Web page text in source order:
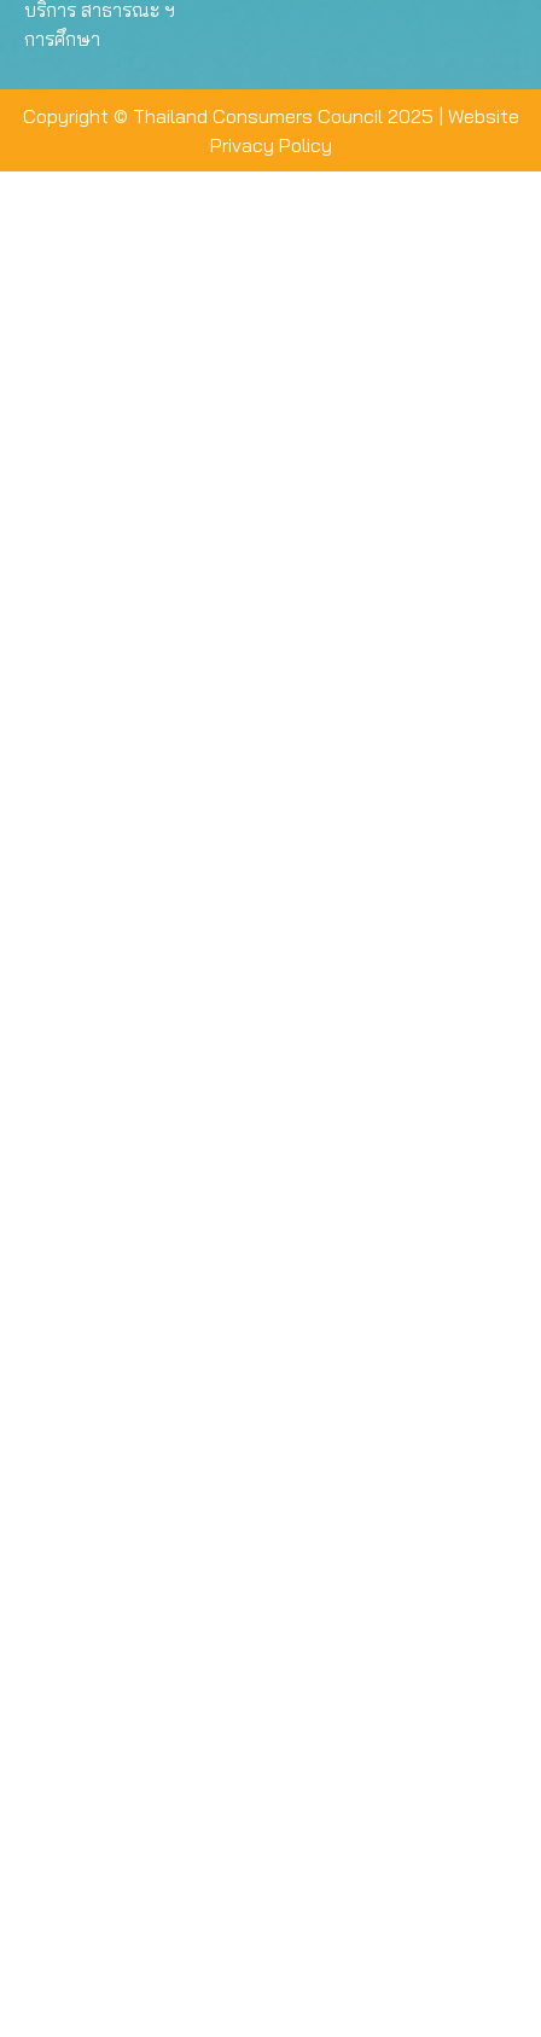
บริการ สาธารณะ ฯ
การศึกษา
Copyright © Thailand Consumers Council 2025 | Website
Privacy Policy